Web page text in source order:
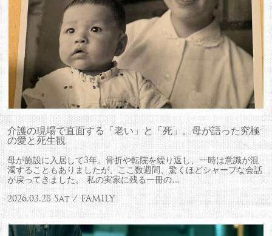
介護の現場で直面する「老い」と「死」。母が語った究極
の愛と死生観
母が施設に入居して3年。骨折や転院を繰り返し、一時は意識が混
濁することもありましたが、ここ数週間、驚くほどシャープな会話
が戻ってきました。 私の実家に残る一冊の…
2026.03.28 Sat / FAMILY